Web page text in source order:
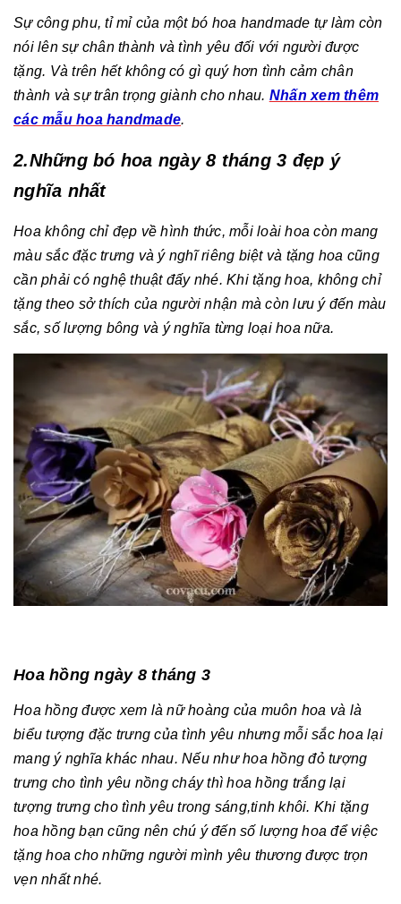
Sự công phu, tỉ mỉ của một bó hoa handmade tự làm còn
nói lên sự chân thành và tình yêu đối với người được
tặng. Và trên hết không có gì quý hơn tình cảm chân
thành và sự trân trọng giành cho nhau. Nhấn xem thêm
các mẫu hoa handmade.
2.Những bó hoa ngày 8 tháng 3 đẹp ý
nghĩa nhất
Hoa không chỉ đẹp về hình thức, mỗi loài hoa còn mang
màu sắc đặc trưng và ý nghĩ riêng biệt và tặng hoa cũng
cần phải có nghệ thuật đấy nhé. Khi tặng hoa, không chỉ
tặng theo sở thích của người nhận mà còn lưu ý đến màu
sắc, số lượng bông và ý nghĩa từng loại hoa nữa.
Hoa hồng ngày 8 tháng 3
Hoa hồng được xem là nữ hoàng của muôn hoa và là
biểu tượng đặc trưng của tình yêu nhưng mỗi sắc hoa lại
mang ý nghĩa khác nhau. Nếu như hoa hồng đỏ tượng
trưng cho tình yêu nồng cháy thì hoa hồng trắng lại
tượng trưng cho tình yêu trong sáng,tinh khôi. Khi tặng
hoa hồng bạn cũng nên chú ý đến số lượng hoa để việc
tặng hoa cho những người mình yêu thương được trọn
vẹn nhất nhé.